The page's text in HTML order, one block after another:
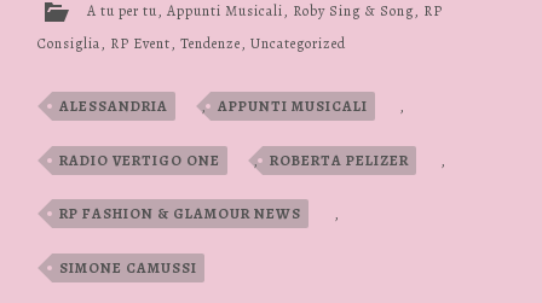
A tu per tu,Appunti Musicali, Roby Sing & Song, RP
Consiglia, RP Event,Tendenze,Uncategorized
ALESSANDRIA , APPUNTI MUSICALI ,
RADIO VERTIGO ONE , ROBERTA PELIZER ,
RP FASHION & GLAMOUR NEWS ,
SIMONE CAMUSSI